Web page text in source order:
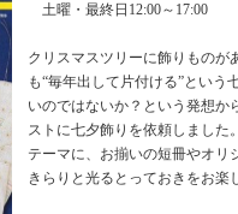
土曜・最終日12:00～17:00
クリスマスツリーに飾りものが
も“毎年出して片付ける”という
いのではないか？という発想か
ストに七夕飾りを依頼しました
テーマに、お揃いの短冊やオリ
きらりと光るとっておきをお楽